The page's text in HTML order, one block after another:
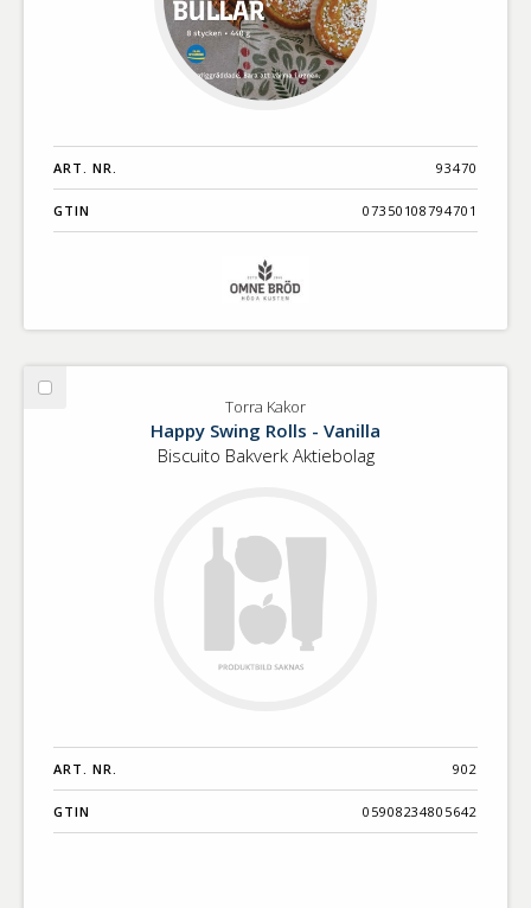
ART. NR. 93470
GTIN 07350108794701
Välj
Torra Kakor
Happy Swing Rolls - Vanilla
Biscuito Bakverk Aktiebolag
ART. NR. 902
GTIN 05908234805642